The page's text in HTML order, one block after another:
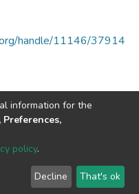
handle/11146/37914
2002-2026
End User
Send
Feedback
information for the
policy.
Decline That's ok